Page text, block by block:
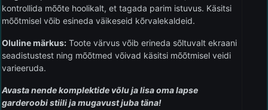
kontrollida mõõte hoolikalt, et tagada parim istuvus. Käsitsi
mõõtmisel võib esineda väikeseid kõrvalekaldeid.
Oluline märkus: Toote värvus võib erineda sõltuvalt ekraani
seadistustest ning mõõtmed võivad käsitsi mõõtmisel veidi
varieeruda.
Avasta nende komplektide võlu ja lisa oma lapse
garderoobi stiili ja mugavust juba täna!